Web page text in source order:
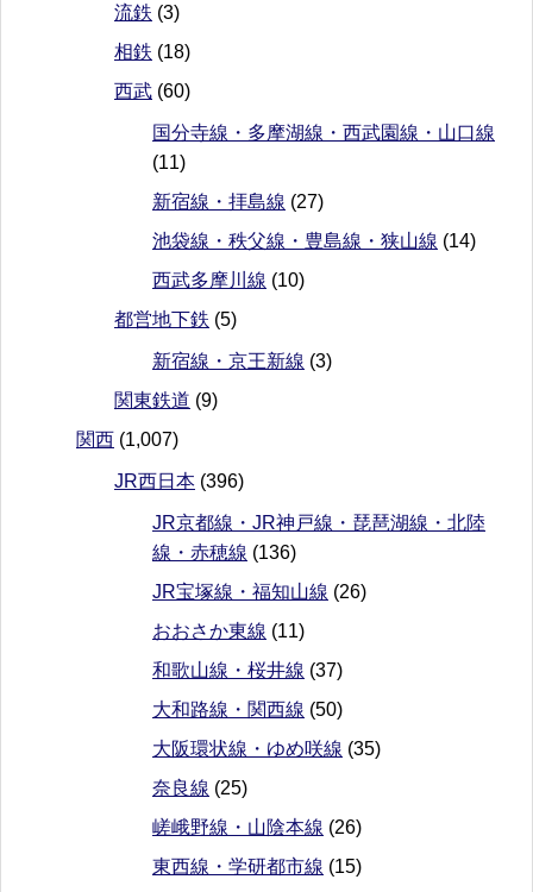
流鉄 (3)
相鉄 (18)
西武 (60)
国分寺線・多摩湖線・西武園線・山口線
(11)
新宿線・拝島線 (27)
池袋線・秩父線・豊島線・狭山線 (14)
西武多摩川線 (10)
都営地下鉄 (5)
新宿線・京王新線 (3)
関東鉄道 (9)
関西 (1,007)
JR西日本 (396)
JR京都線・JR神戸線・琵琶湖線・北陸
線・赤穂線 (136)
JR宝塚線・福知山線 (26)
おおさか東線 (11)
和歌山線・桜井線 (37)
大和路線・関西線 (50)
大阪環状線・ゆめ咲線 (35)
奈良線 (25)
嵯峨野線・山陰本線 (26)
東西線・学研都市線 (15)